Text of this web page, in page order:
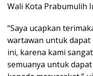
Wali Kota Prabumulih
“Saya ucapkan
wartawan untuk
ini, karena kami
semuanya untuk